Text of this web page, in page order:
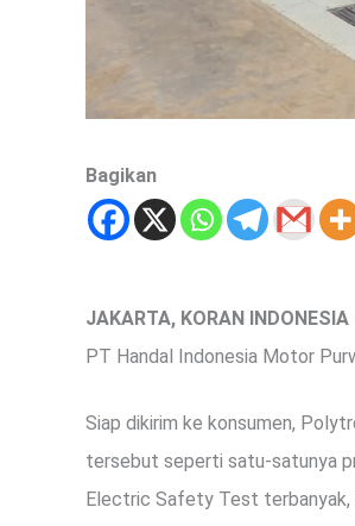
Bagikan
JAKARTA, KORAN INDONESIA
PT Handal Indonesia Motor
Siap dikirim ke konsumen,
tersebut seperti satu-satunya
Electric Safety Test terbanyak,